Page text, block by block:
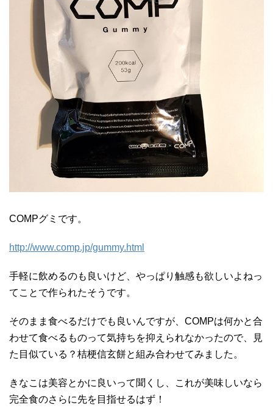
COMPグミです。
http://www.comp.jp/gummy.html
手軽に飲めるのも良いけど、やっぱり触感も欲しいよねっ
てことで作られたそうです。
そのまま食べるだけでも良いんですが、COMPは何かと合
わせて食べるものって気持ちを抑えられなかったので、見
た目似ている？桔梗信玄餅と組み合わせてみました。
きなこは美容とかに良いって聞くし、これが美味しいなら
完全食のさらに先を目指せるはず！